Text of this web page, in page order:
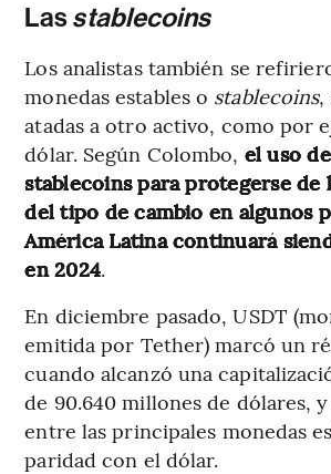
Lasstablecoins
Los analistas también se
monedas estables o stablecoins,
atadas a otro activo, como por
dólar. Según Colombo, el uso
stablecoins para protegerse de
del tipo de cambio en algunos
América Latina continuará
en 2024.
En diciembre pasado, USDT
emitida por Tether) marcó un
cuando alcanzó una
de 90.640 millones de dólares,
entre las principales monedas
paridad con el dólar.